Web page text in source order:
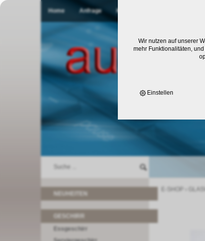
Home Anfrage Kontakt
Essgeschirr
Wir nutzen auf unserer
mehr Funktionalitäten,
Einstellen